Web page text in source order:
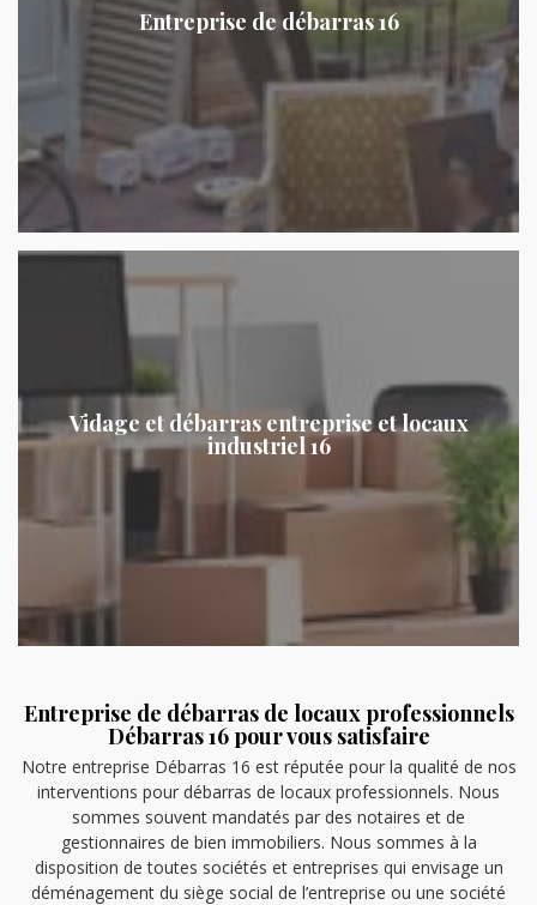
Entreprise de débarras 16
Vidage et débarras entreprise et locaux
industriel 16
Entreprise de débarras de locaux professionnels
Débarras 16 pour vous satisfaire
Notre entreprise Débarras 16 est réputée pour la qualité de nos
interventions pour débarras de locaux professionnels. Nous
sommes souvent mandatés par des notaires et de
gestionnaires de bien immobiliers. Nous sommes à la
disposition de toutes sociétés et entreprises qui envisage un
déménagement du siège social de l’entreprise ou une société